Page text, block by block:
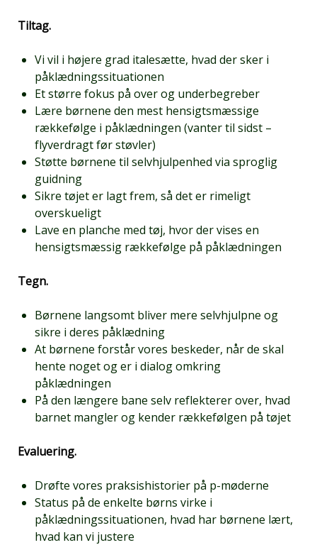
Tiltag.
Vi vil i højere grad italesætte, hvad der sker i
påklædningssituationen
Et større fokus på over og underbegreber
Lære børnene den mest hensigtsmæssige
rækkefølge i påklædningen (vanter til sidst –
flyverdragt før støvler)
Støtte børnene til selvhjulpenhed via sproglig
guidning
Sikre tøjet er lagt frem, så det er rimeligt
overskueligt
Lave en planche med tøj, hvor der vises en
hensigtsmæssig rækkefølge på påklædningen
Tegn.
Børnene langsomt bliver mere selvhjulpne og
sikre i deres påklædning
At børnene forstår vores beskeder, når de skal
hente noget og er i dialog omkring
påklædningen
På den længere bane selv reflekterer over, hvad
barnet mangler og kender rækkefølgen på tøjet
Evaluering.
Drøfte vores praksishistorier på p-møderne
Status på de enkelte børns virke i
påklædningssituationen, hvad har børnene lært,
hvad kan vi justere